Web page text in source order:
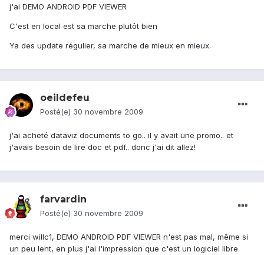
j'ai DEMO ANDROID PDF VIEWER
C'est en local est sa marche plutôt bien
Ya des update régulier, sa marche de mieux en mieux.
oeildefeu
Posté(e) 30 novembre 2009
j'ai acheté dataviz documents to go.. il y avait une promo.. et
j'avais besoin de lire doc et pdf.. donc j'ai dit allez!
farvardin
Posté(e) 30 novembre 2009
merci willc1, DEMO ANDROID PDF VIEWER n'est pas mal, même si
un peu lent, en plus j'ai l'impression que c'est un logiciel libre